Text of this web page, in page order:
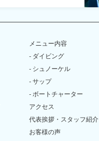
メニュー内容
- ダイビング
- シュノーケル
- サップ
- ボートチャーター
アクセス
代表挨拶・スタッフ紹介
お客様の声